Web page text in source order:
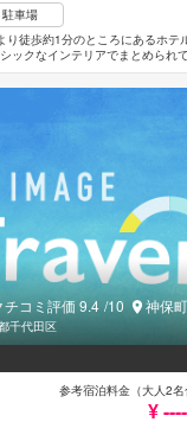
駐車場
徒歩約1分のところにあるホテ
ックなインテリアでまとめられ
トランもある。日本武道館まで
チコミ評価 9.4 /10 神保町
千代田区
参考宿泊料金（大人2名
¥